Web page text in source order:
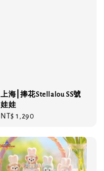
上海⎮捧花Stellalou SS號
娃娃
Regular
NT$ 1,290